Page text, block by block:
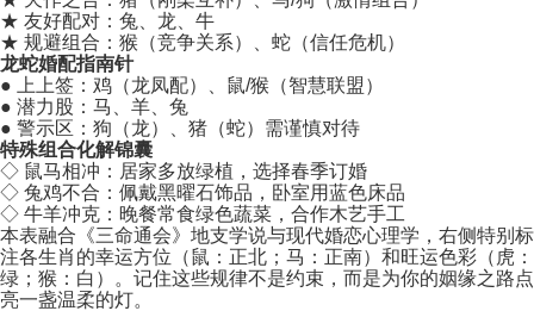
★ 友好配对：兔、龙、牛
★ 规避组合：猴（竞争关系）、蛇（信任危机）
龙蛇婚配指南针
● 上上签：鸡（龙凤配）、鼠/猴（智慧联盟）
● 潜力股：马、羊、兔
● 警示区：狗（龙）、猪（蛇）需谨慎对待
特殊组合化解锦囊
◇ 鼠马相冲：居家多放绿植，选择春季订婚
◇ 兔鸡不合：佩戴黑曜石饰品，卧室用蓝色床品
◇ 牛羊冲克：晚餐常食绿色蔬菜，合作木艺手工
本表融合《三命通会》地支学说与现代婚恋心理学，右侧特别标
注各生肖的幸运方位（鼠：正北；马：正南）和旺运色彩（虎：
绿；猴：白）。记住这些规律不是约束，而是为你的姻缘之路点
亮一盏温柔的灯。